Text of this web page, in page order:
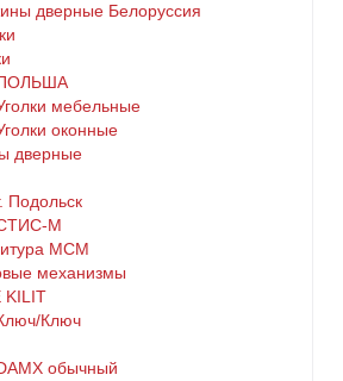
дверные Белоруссия
мебельные
оконные
дверные
Подольск
М
МСМ
механизмы
KILIT
Ключ
обычный